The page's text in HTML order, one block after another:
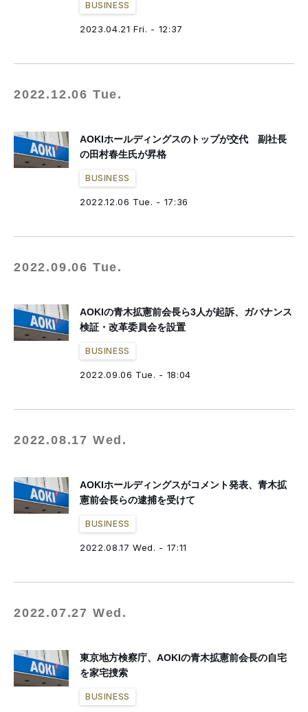
BUSINESS
2023.04.21 Fri. - 12:37
2022.12.06 Tue.
AOKIホールディングスのトップが交代 副社長
の田村春生氏が昇格
BUSINESS
2022.12.06 Tue. - 17:36
2022.09.06 Tue.
AOKIの青木拡憲前会長ら3人が起訴、ガバナンス
検証・改革委員会を設置
BUSINESS
2022.09.06 Tue. - 18:04
2022.08.17 Wed.
AOKIホールディングスがコメント発表、青木拡
憲前会長らの逮捕を受けて
BUSINESS
2022.08.17 Wed. - 17:11
2022.07.27 Wed.
東京地方検察庁、AOKIの青木拡憲前会長の自宅
を家宅捜索
BUSINESS